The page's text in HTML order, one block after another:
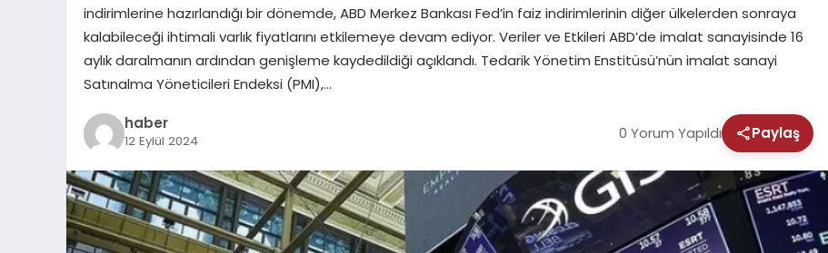
indirimlerine hazırlandığı bir dönemde, ABD Merkez Bankası Fed’in faiz indirimlerinin diğer ülkelerden sonraya
kalabileceği ihtimali varlık fiyatlarını etkilemeye devam ediyor. Veriler ve Etkileri ABD’de imalat sanayisinde 16
aylık daralmanın ardından genişleme kaydedildiği açıklandı. Tedarik Yönetim Enstitüsü’nün imalat sanayi
Satınalma Yöneticileri Endeksi (PMI),…
haber
12 Eylül 2024 0 Yorum Yapıldı Paylaş